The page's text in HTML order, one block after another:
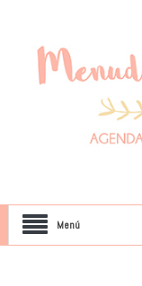
Menú